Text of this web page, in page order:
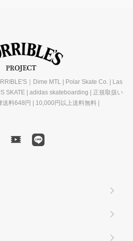
｜Dime MTL | Polar Skate Co. | Las
SKATE | adidas skateboarding | 正規取扱い
送料648円 | 10,000円以上送料無料 |